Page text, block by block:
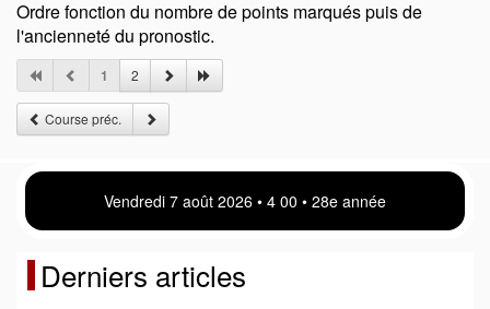
Ordre fonction du nombre de points marqués puis de
l'ancienneté du pronostic.
1 2
Course préc.
Vendredi 7 août 2026 • 4:01 • 28e année
Derniers articles